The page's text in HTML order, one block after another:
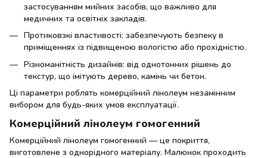
застосуванням мийних засобів, що важливо для
медичних та освітніх закладів.
Протиковзкі властивості: забезпечують безпеку в
приміщеннях із підвищеною вологістю або прохідністю.
Різноманітність дизайнів: від однотонних рішень до
текстур, що імітують дерево, камінь чи бетон.
Ці параметри роблять комерційний лінолеум незамінним
вибором для будь-яких умов експлуатації.
Комерційний лінолеум гомогенний
Комерційний лінолеум гомогенний — це покриття,
виготовлене з однорідного матеріалу. Малюнок проходить